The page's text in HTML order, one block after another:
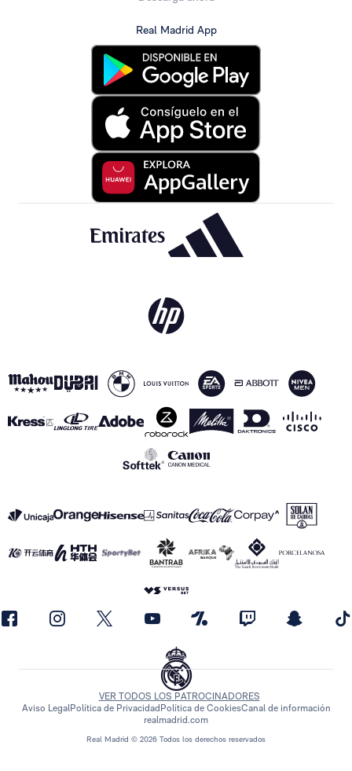
Real Madrid App
Real Madrid © 2026 Todos los derechos reservados
VER TODOS LOS PATROCINADORES
Aviso LegalPolítica de Privacidad Política de CookiesCanal de información
realmadrid.com